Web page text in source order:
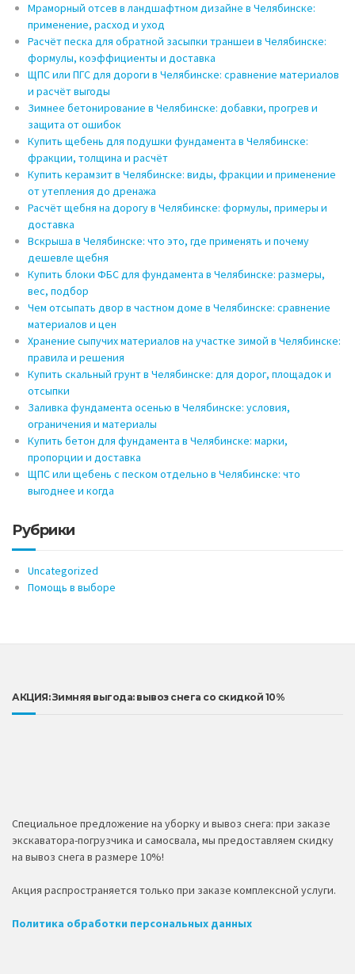
Мраморный отсев в ландшафтном дизайне в Челябинске:
применение, расход и уход
Расчёт песка для обратной засыпки траншеи в Челябинске:
формулы, коэффициенты и доставка
ЩПС или ПГС для дороги в Челябинске: сравнение материалов
и расчёт выгоды
Зимнее бетонирование в Челябинске: добавки, прогрев и
защита от ошибок
Купить щебень для подушки фундамента в Челябинске:
фракции, толщина и расчёт
Купить керамзит в Челябинске: виды, фракции и применение
от утепления до дренажа
Расчёт щебня на дорогу в Челябинске: формулы, примеры и
доставка
Вскрыша в Челябинске: что это, где применять и почему
дешевле щебня
Купить блоки ФБС для фундамента в Челябинске: размеры,
вес, подбор
Чем отсыпать двор в частном доме в Челябинске: сравнение
материалов и цен
Хранение сыпучих материалов на участке зимой в Челябинске:
правила и решения
Купить скальный грунт в Челябинске: для дорог, площадок и
отсыпки
Заливка фундамента осенью в Челябинске: условия,
ограничения и материалы
Купить бетон для фундамента в Челябинске: марки,
пропорции и доставка
ЩПС или щебень с песком отдельно в Челябинске: что
выгоднее и когда
Рубрики
Uncategorized
Помощь в выборе
АКЦИЯ: Зимняя выгода: вывоз снега со скидкой 10%
Специальное предложение на уборку и вывоз снега: при заказе
экскаватора-погрузчика и самосвала, мы предоставляем скидку
на вывоз снега в размере 10%!
Акция распространяется только при заказе комплексной услуги.
Политика обработки персональных данных